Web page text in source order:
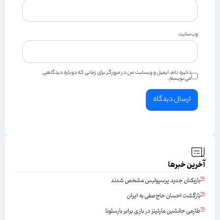
وب‌سایت
ذخیره نام، ایمیل و وبسایت من در مرورگر برای زمانی که دوباره دیدگاهی
می‌نویسم.
آخرین خبرها
بازیکنان جدید پرسپولیس مشخص شدند
بازگشت احسان حاج‌صفی به ایران
طارمی جانشین مارتینز در بازی برابر بارسلونا